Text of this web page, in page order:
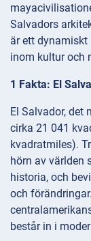
Salvadors
är ett
inom kultur och
1 Fakta: El
El Salvador, det
cirka 21 041
kvadratmiles).
hörn av världen
historia, och
och
består in i